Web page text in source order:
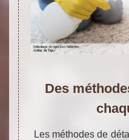
Des
Les méthodes de